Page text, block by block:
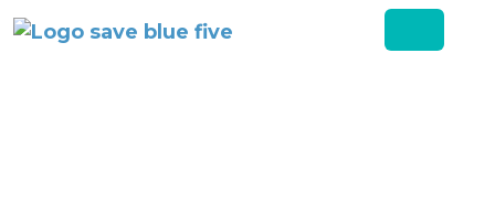
Pasar al contenido principal